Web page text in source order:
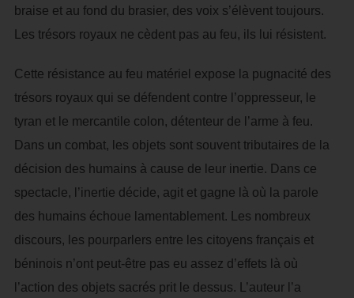
braise et au fond du brasier, des voix s’élèvent toujours.
Les trésors royaux ne cèdent pas au feu, ils lui résistent.
Cette résistance au feu matériel expose la pugnacité des
trésors royaux qui se défendent contre l’oppresseur, le
tyran et le mercantile colon, détenteur de l’arme à feu.
Dans un combat, les objets sont souvent tributaires de la
décision des humains à cause de leur inertie. Dans ce
spectacle, l’inertie décide, agit et gagne là où la parole
des humains échoue lamentablement. Les nombreux
discours, les pourparlers entre les citoyens français et
béninois n’ont peut-être pas eu assez d’effets là où
l’action des objets sacrés prit le dessus. L’auteur l’a